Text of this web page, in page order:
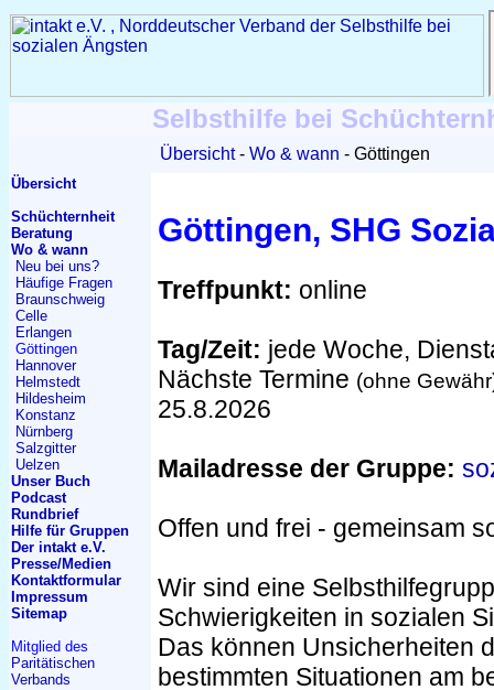
Selbsthilfe bei
Übersicht Wo & wann Göttingen
Übersicht
Schüchternheit
Beratung
Wo & wann
Neu bei uns?
Häufige Fragen
Braunschweig
Celle
Erlangen
Göttingen
Hannover
Helmstedt
Hildesheim
Konstanz
Nürnberg
Salzgitter
Uelzen
Unser Buch
Podcast
Rundbrief
Hilfe für Gruppen
Der intakt e.V.
Presse/Medien
Kontaktformular
Impressum
Sitemap
Mitglied des
Paritätischen
Verbands
Göttingen, SHG
Treffpunkt: online
Tag/Zeit: jede Woche,
Nächste Termine (ohne
25.8.2026
Mailadresse der Gruppe:
Offen und frei - gemeinsam
Wir sind eine
Schwierigkeiten in sozialen
Das können Unsicherheiten
bestimmten Situationen am